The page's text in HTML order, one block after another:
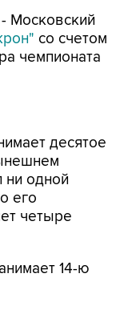
- Московский
со счетом
чемпионата
десятое
одной
его
четыре
14-ю